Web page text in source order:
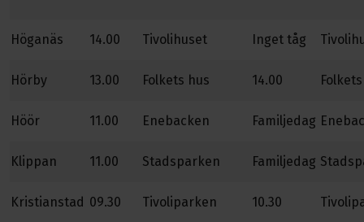
Höganäs 14.00 Tivolihuset Inget tåg
Hörby 13.00 Folkets hus 14.00
Höör 11.00 Enebacken Familjedag
Klippan 11.00 Stadsparken Familjedag
Kristianstad 09.30 Tivoliparken 10.30